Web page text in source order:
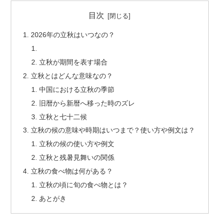
目次
2026年の立秋はいつなの？
立秋が期間を表す場合
立秋とはどんな意味なの？
中国における立秋の季節
旧暦から新暦へ移った時のズレ
立秋と七十二候
立秋の候の意味や時期はいつまで？使い方や例文は？
立秋の候の使い方や例文
立秋と残暑見舞いの関係
立秋の食べ物は何がある？
立秋の頃に旬の食べ物とは？
あとがき